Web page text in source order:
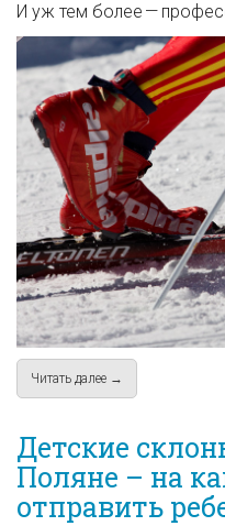
И уж тем более —
Читать далее →
Детские
Поляне – на
отправить